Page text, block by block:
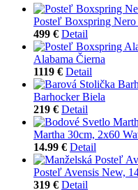
Posteľ Boxspring Nero
499 € Detail
Alabama Čierna
1119 € Detail
Barhocker Biela
219 € Detail
Martha 30cm, 2x60
14.99 € Detail
Posteľ Avensis New,
319 € Detail